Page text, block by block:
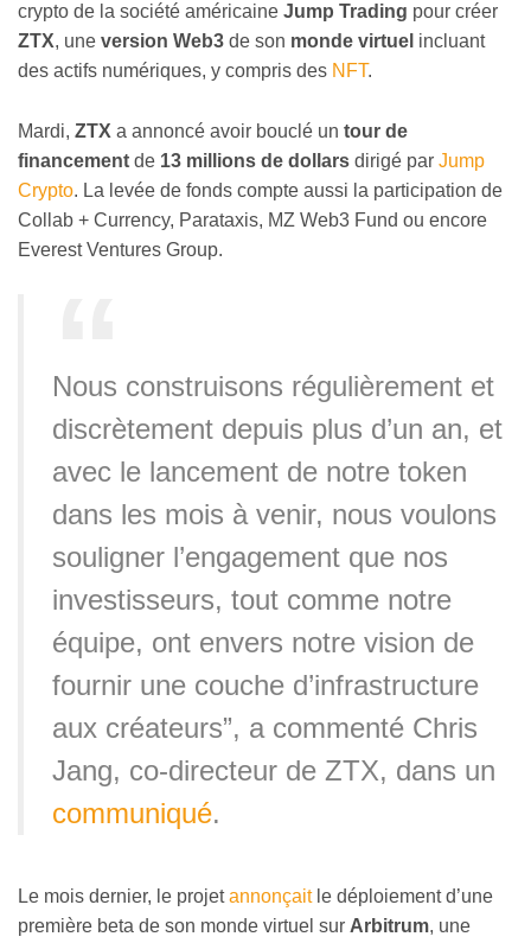
crypto de la société américaine Jump Trading pour créer
ZTX, une version Web3 de son monde virtuel incluant
des actifs numériques, y compris des NFT.
Mardi, ZTX a annoncé avoir bouclé un tour de
financement de 13 millions de dollars dirigé par Jump
Crypto. La levée de fonds compte aussi la participation de
Collab + Currency, Parataxis, MZ Web3 Fund ou encore
Everest Ventures Group.
Nous construisons régulièrement et
discrètement depuis plus d’un an, et
avec le lancement de notre token
dans les mois à venir, nous voulons
souligner l’engagement que nos
investisseurs, tout comme notre
équipe, ont envers notre vision de
fournir une couche d’infrastructure
aux créateurs”, a commenté Chris
Jang, co-directeur de ZTX, dans un
communiqué.
Le mois dernier, le projetannonçaitle déploiement d’une
première beta de son monde virtuel sur Arbitrum, une